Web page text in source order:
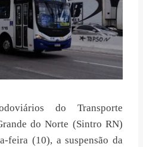
do Transporte
do Norte (Sintro RN)
feira (10), a suspensão da